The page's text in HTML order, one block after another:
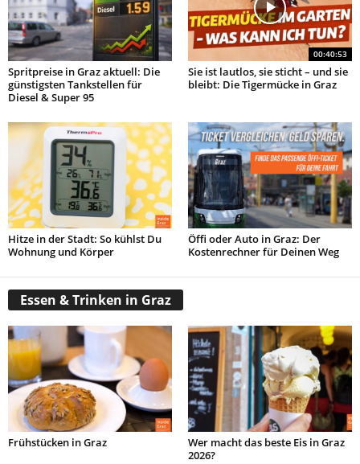
Spritpreise in Graz aktuell: Die
günstigsten Tankstellen für
Diesel & Super 95
00:40:53
Sie ist lautlos, sie sticht – und sie
bleibt: Die Tigermücke in Graz
Hitze in der Stadt: So kühlst Du
Wohnung und Körper
Öffi oder Auto in Graz: Der
Kostenrechner für Deinen Weg
Essen & Trinken in Graz
Frühstücken in Graz
Wer macht das beste Eis in Graz
2026?